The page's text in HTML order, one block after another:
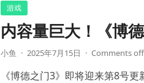
游戏
内容量巨大！《博
小鱼 · 2025年7月15日 · Comments off
《博德之门3》即将迎来第8号